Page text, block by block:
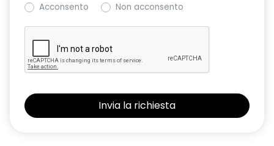
Retrovisori esterni non in tinta carrozzeria
Sedile conducente regolabile in altezza
Sensore angolo morto
Acconsento
Non acconsento